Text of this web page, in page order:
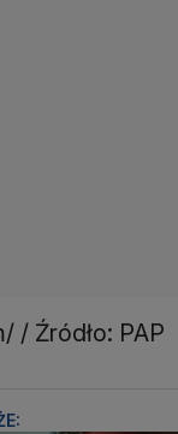
/ Źródło: PAP